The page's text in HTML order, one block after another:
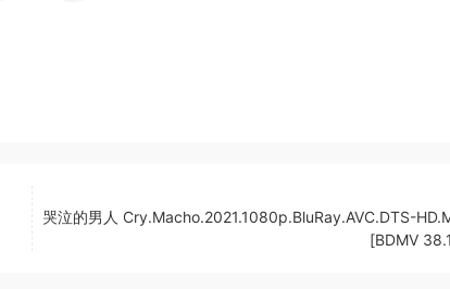
哭泣的男人 Cry.Macho.2021.1080p.BluRay.AVC.DTS-
[BDMV